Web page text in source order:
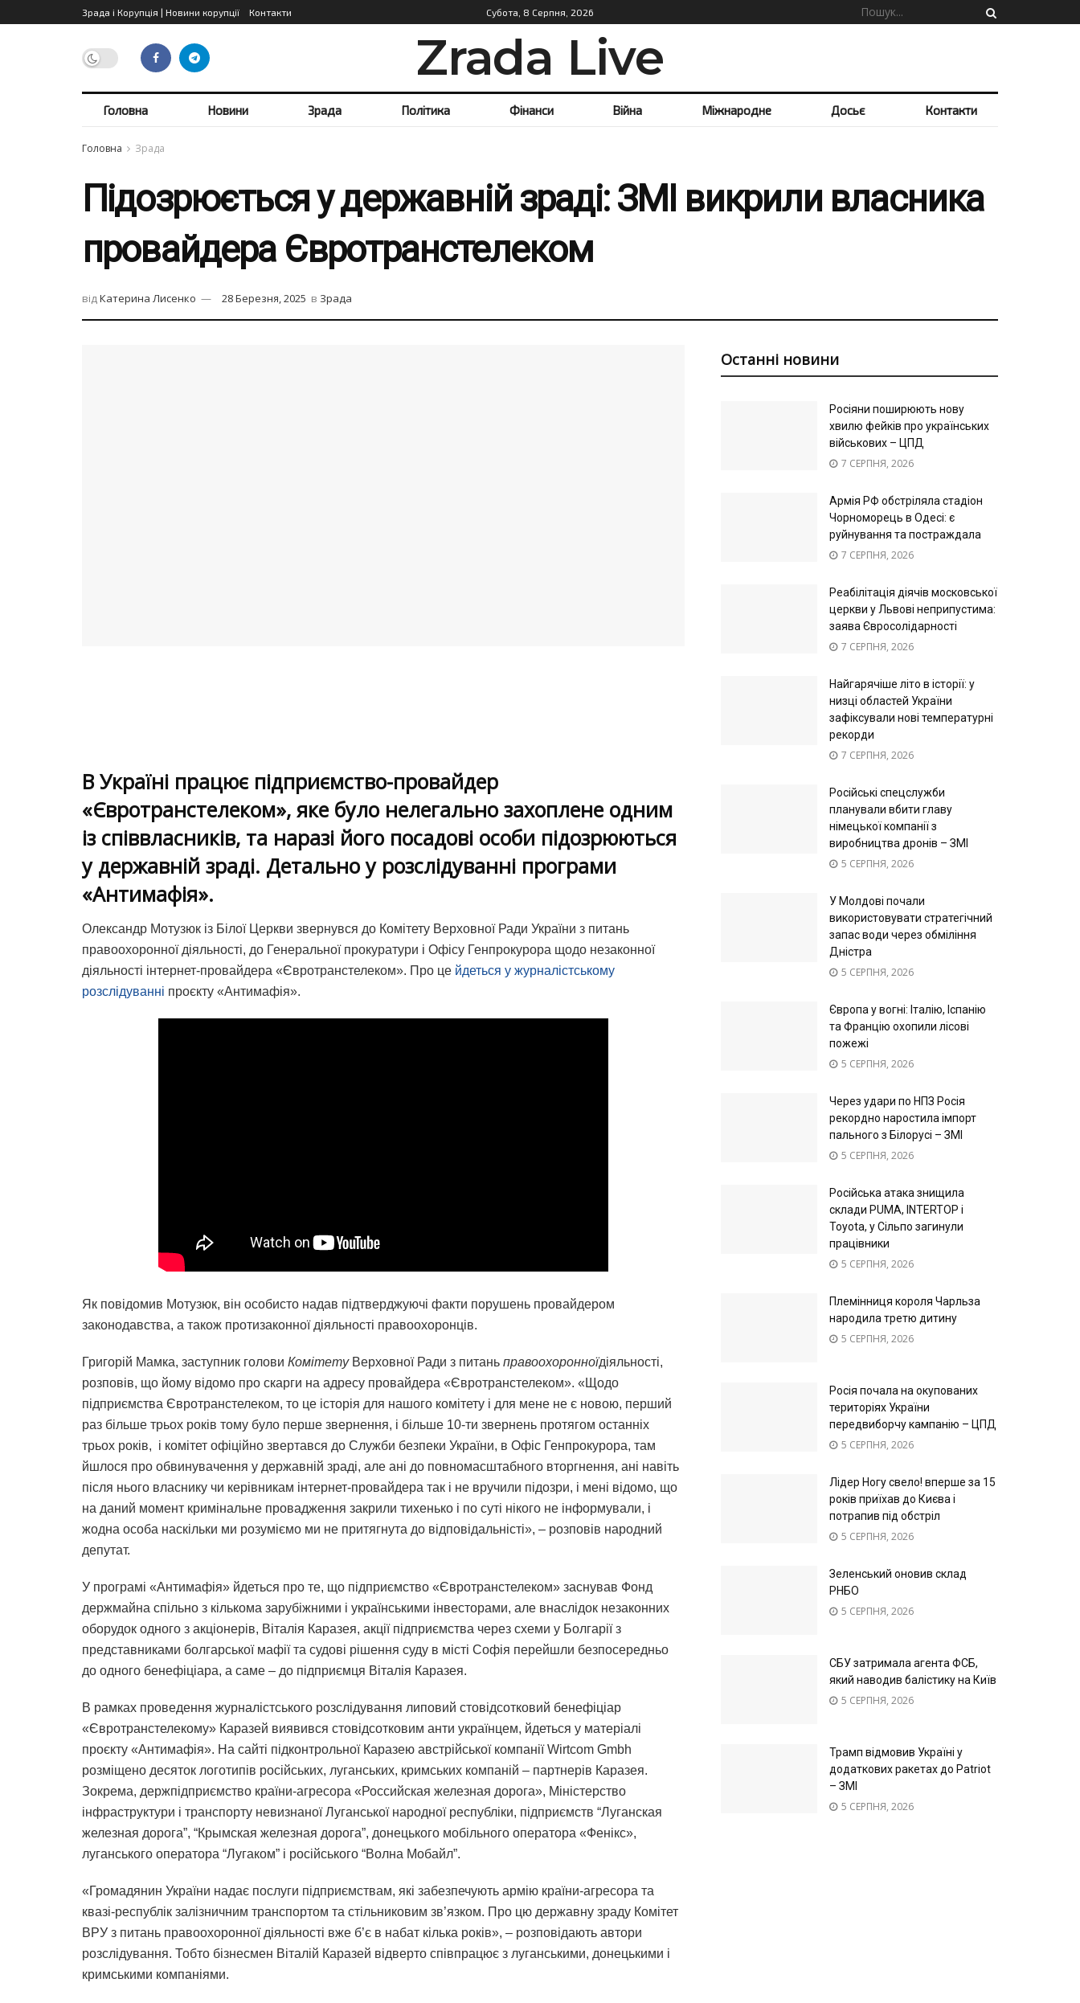
Зрада і Корупція | Новини корупції Контакти Субота, 8 Серпня, 2026
Zrada Live
Головна Новини Зрада Політика Фінанси Війна Міжнародне Досьє Контакти
Головна Зрада
Підозрюється у державній зраді: ЗМІ викрили власника
провайдера Євротранстелеком
відКатерина Лисенко 28 Березня, 2025 в Зрада
В Україні працює підприємство-провайдер
«Євротранстелеком», яке було нелегально захоплене одним
із співвласників, та наразі його посадові особи підозрюються
у державній зраді. Детально у розслідуванні програми
«Антимафія».
Олександр Мотузюк із Білої Церкви звернувся до Комітету Верховної Ради України з питань
правоохоронної діяльності, до Генеральної прокуратури і Офісу Генпрокурора щодо незаконної
діяльності інтернет-провайдера «Євротранстелеком». Про це йдеться у журналістському
розслідуванні проєкту «Антимафія».
Як повідомив Мотузюк, він особисто надав підтверджуючі факти порушень провайдером
законодавства, а також протизаконної діяльності правоохоронців.
Григорій Мамка, заступник голови КомітетуВерховної Ради з питань правоохоронноїдіяльності,
розповів, що йому відомо про скарги на адресу провайдера «Євротранстелеком». «Щодо
підприємства Євротранстелеком, то це історія для нашого комітету і для мене не є новою, перший
раз більше трьох років тому було перше звернення, і більше 10-ти звернень протягом останніх
трьох років, і комітет офіційно звертався до Служби безпеки України, в Офіс Генпрокурора, там
йшлося про обвинувачення у державній зраді, але ані до повномасштабного вторгнення, ані навіть
після нього власнику чи керівникам інтернет-провайдера так і не вручили підозри, і мені відомо, що
на даний момент кримінальне провадження закрили тихенько і по суті нікого не інформували, і
жодна особа наскільки ми розуміємо ми не притягнута до відповідальністі», – розповів народний
депутат.
У програмі «Антимафія» йдеться про те, що підприємство «Євротранстелеком» заснував Фонд
держмайна спільно з кількома зарубіжними і українськими інвесторами, але внаслідок незаконних
оборудок одного з акціонерів, Віталія Каразея, акції підприємства через схеми у Болгарії з
представниками болгарської мафії та судові рішення суду в місті Софія перейшли безпосередньо
до одного бенефіціара, а саме – до підприємця Віталія Каразея.
В рамках проведення журналістського розслідування липовий стовідсотковий бенефіціар
«Євротранстелекому» Каразей виявився стовідсотковим анти українцем, йдеться у матеріалі
проєкту «Антимафія». На сайті підконтрольної Каразею австрійської компанії Wirtcom Gmbh
розміщено десяток логотипів російських, луганських, кримських компаній – партнерів Каразея.
Зокрема, держпідприємство країни-агресора «Российская железная дорога», Міністерство
інфраструктури і транспорту невизнаної Луганської народної республіки, підприємств “Луганская
железная дорога”, “Крымская железная дорога”, донецького мобільного оператора «Фенікс»,
луганського оператора “Лугаком” і російського “Волна Мобайл”.
«Громадянин України надає послуги підприємствам, які забезпечують армію країни-агресора та
квазі-республік залізничним транспортом та стільниковим зв’язком. Про цю державну зраду Комітет
ВРУ з питань правоохоронної діяльності вже б’є в набат кілька років», – розповідають автори
розслідування. Тобто бізнесмен Віталій Каразей відверто співпрацює з луганськими, донецькими і
кримськими компаніями.
Останні новини
Росіяни поширюють нову
хвилю фейків про українських
військових – ЦПД
7 СЕРПНЯ, 2026
Армія РФ обстріляла стадіон
Чорноморець в Одесі: є
руйнування та постраждала
7 СЕРПНЯ, 2026
Реабілітація діячів московської
церкви у Львові неприпустима:
заява Євросолідарності
7 СЕРПНЯ, 2026
Найгарячіше літо в історії: у
низці областей України
зафіксували нові температурні
рекорди
7 СЕРПНЯ, 2026
Російські спецслужби
планували вбити главу
німецької компанії з
виробництва дронів – ЗМІ
5 СЕРПНЯ, 2026
У Молдові почали
використовувати стратегічний
запас води через обміління
Дністра
5 СЕРПНЯ, 2026
Європа у вогні: Італію, Іспанію
та Францію охопили лісові
пожежі
5 СЕРПНЯ, 2026
Через удари по НПЗ Росія
рекордно наростила імпорт
пального з Білорусі – ЗМІ
5 СЕРПНЯ, 2026
Російська атака знищила
склади PUMA, INTERTOP і
Toyota, у Сільпо загинули
працівники
5 СЕРПНЯ, 2026
Племінниця короля Чарльза
народила третю дитину
5 СЕРПНЯ, 2026
Росія почала на окупованих
територіях України
передвиборчу кампанію – ЦПД
5 СЕРПНЯ, 2026
Лідер Ногу свело! вперше за 15
років приїхав до Києва і
потрапив під обстріл
5 СЕРПНЯ, 2026
Зеленський оновив склад
РНБО
5 СЕРПНЯ, 2026
СБУ затримала агента ФСБ,
який наводив балістику на Київ
5 СЕРПНЯ, 2026
Трамп відмовив Україні у
додаткових ракетах до Patriot
– ЗМІ
5 СЕРПНЯ, 2026